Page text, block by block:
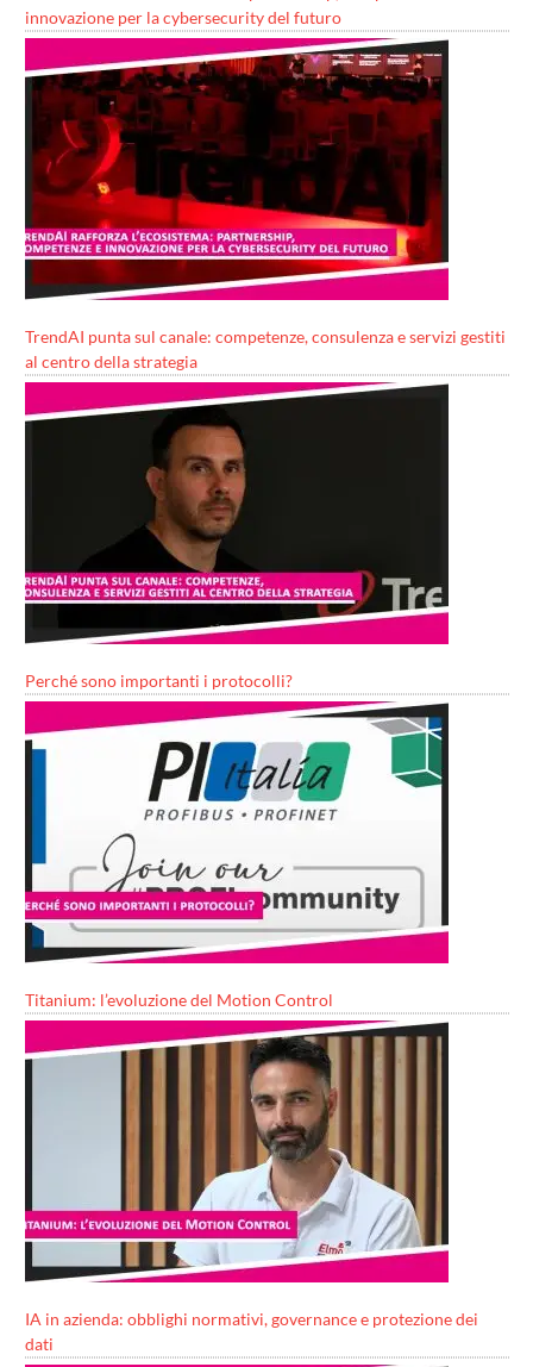
innovazione per la cybersecurity del futuro
TrendAI punta sul canale: competenze, consulenza e servizi gestiti
al centro della strategia
Perché sono importanti i protocolli?
Titanium: l’evoluzione del Motion Control
IA in azienda: obblighi normativi, governance e protezione dei
dati